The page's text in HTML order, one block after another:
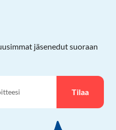
jäsenedut suoraan
Tilaa